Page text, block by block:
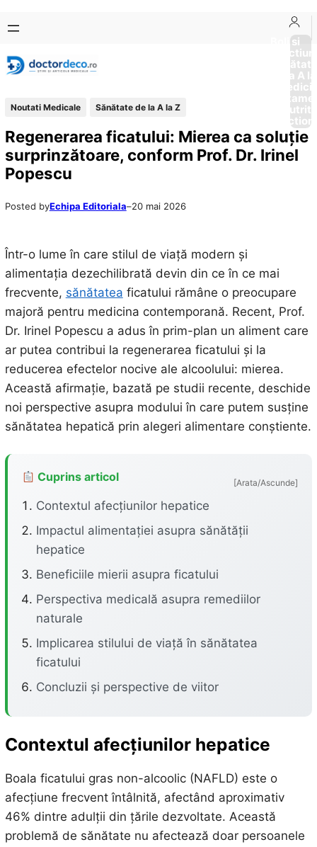
conținut
content
Boli si
Afectiuni
Sănătate
de la A
Noutati Medicale Sănătate de la A la Z
Regenerarea ficatului: Mierea ca soluție
surprinzătoare, conform Prof. Dr. Irinel
Popescu
Posted byEchipa Editoriala–20 mai 2026
Într-o lume în care stilul de viață modern și
alimentația dezechilibrată devin din ce în ce mai
frecvente, sănătatea ficatului rămâne o preocupare
majoră pentru medicina contemporană. Recent, Prof.
Dr. Irinel Popescu a adus în prim-plan un aliment care
ar putea contribui la regenerarea ficatului și la
reducerea efectelor nocive ale alcoolului: mierea.
Această afirmație, bazată pe studii recente, deschide
noi perspective asupra modului în care putem susține
sănătatea hepatică prin alegeri alimentare conștiente.
Cuprins articol [Arata/Ascunde]
Contextul afecțiunilor hepatice
Impactul alimentației asupra sănătății
hepatice
Beneficiile mierii asupra ficatului
Perspectiva medicală asupra remediilor
naturale
Implicarea stilului de viață în sănătatea
ficatului
Concluzii și perspective de viitor
Contextul afecțiunilor hepatice
Boala ficatului gras non-alcoolic (NAFLD) este o
afecțiune frecvent întâlnită, afectând aproximativ
46% dintre adulții din țările dezvoltate. Această
problemă de sănătate nu afectează doar persoanele